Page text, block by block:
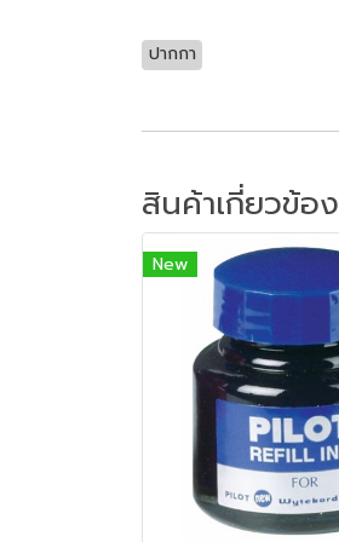
ปากกา
สินค้าเกี่ยวข้อง
New